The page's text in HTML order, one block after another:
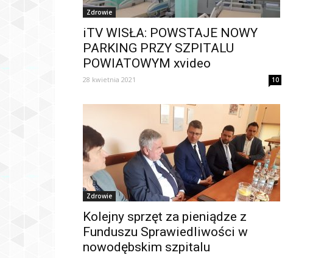
Zdrowie
iTV WISŁA: POWSTAJE NOWY
PARKING PRZY SZPITALU
POWIATOWYM xvideo
28 kwietnia 2021 10
Zdrowie
Kolejny sprzęt za pieniądze z
Funduszu Sprawiedliwości w
nowodębskim szpitalu